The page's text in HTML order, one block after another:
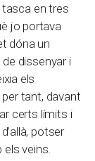
en tres
jo portava
dóna un
dissenyar i
els
tant, davant
certs límits i
potser
veïns.